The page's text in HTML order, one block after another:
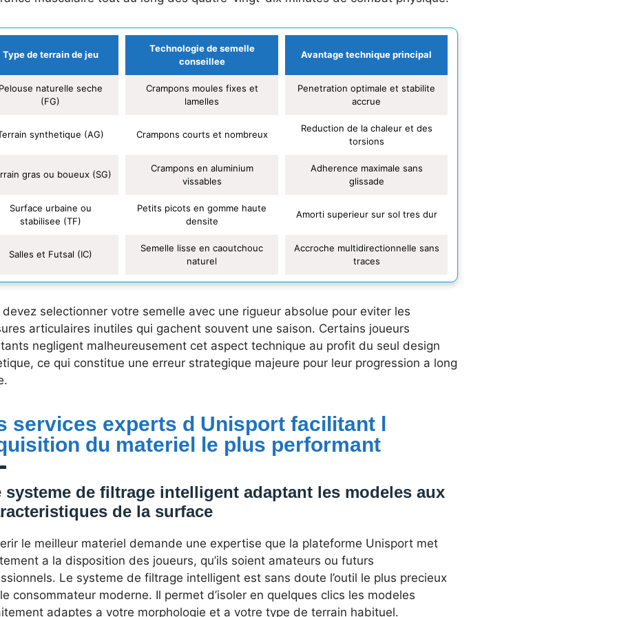
Type de terrain de jeu
Technologie de semelle
conseillee
Avantage technique principal
naturelle seche
(FG)
Crampons moules fixes et
lamelles
Penetration optimale et stabilite
accrue
synthetique (AG) Crampons courts et nombreux
Reduction de la chaleur et des
torsions
gras ou boueux (SG)
Crampons en aluminium
vissables
Adherence maximale sans
glissade
Surface urbaine ou
stabilisee (TF)
Petits picots en gomme haute
densite
Amorti superieur sur sol tres dur
Salles et Futsal (IC)
Semelle lisse en caoutchouc
naturel
Accroche multidirectionnelle sans
traces
devez selectionner votre semelle avec une rigueur absolue pour eviter les
articulaires inutiles qui gachent souvent une saison. Certains joueurs
negligent malheureusement cet aspect technique au profit du seul design
ce qui constitue une erreur strategique majeure pour leur progression a long
services experts d Unisport facilitant l
du materiel le plus performant
systeme de filtrage intelligent adaptant les modeles aux
de la surface
le meilleur materiel demande une expertise que la plateforme Unisport met
a la disposition des joueurs, qu’ils soient amateurs ou futurs
Le systeme de filtrage intelligent est sans doute l’outil le plus precieux
consommateur moderne. Il permet d’isoler en quelques clics les modeles
adaptes a votre morphologie et a votre type de terrain habituel.